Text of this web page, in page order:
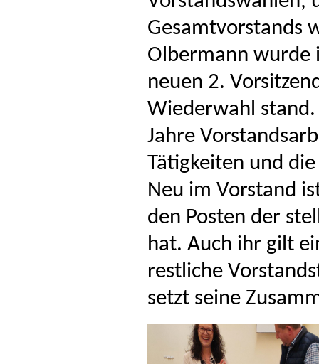
Gesamtvorstands
Olbermann wurde
neuen 2.
Wiederwahl
Jahre
Tätigkeiten und
Neu im Vorstand
den Posten der
hat. Auch ihr gilt
restliche
setzt seine